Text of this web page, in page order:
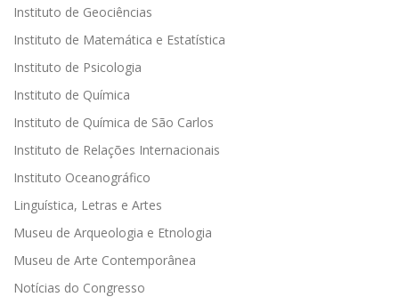
Instituto de Geociências
Instituto de Matemática e Estatística
Instituto de Psicologia
Instituto de Química
Instituto de Química de São Carlos
Instituto de Relações Internacionais
Instituto Oceanográfico
Linguística, Letras e Artes
Museu de Arqueologia e Etnologia
Museu de Arte Contemporânea
Notícias do Congresso